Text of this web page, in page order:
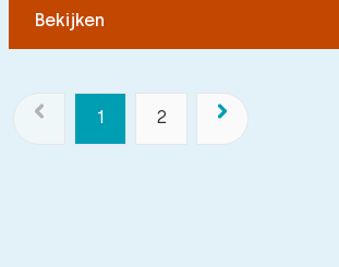
Bekijken
1 2